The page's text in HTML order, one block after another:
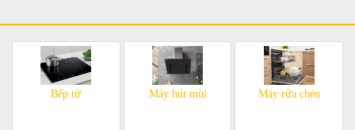
Bếp từ Máy hút mùi Máy rửa chén